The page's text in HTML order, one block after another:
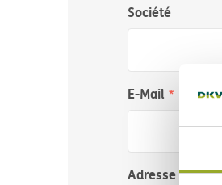
Société
E-Mail
Adresse